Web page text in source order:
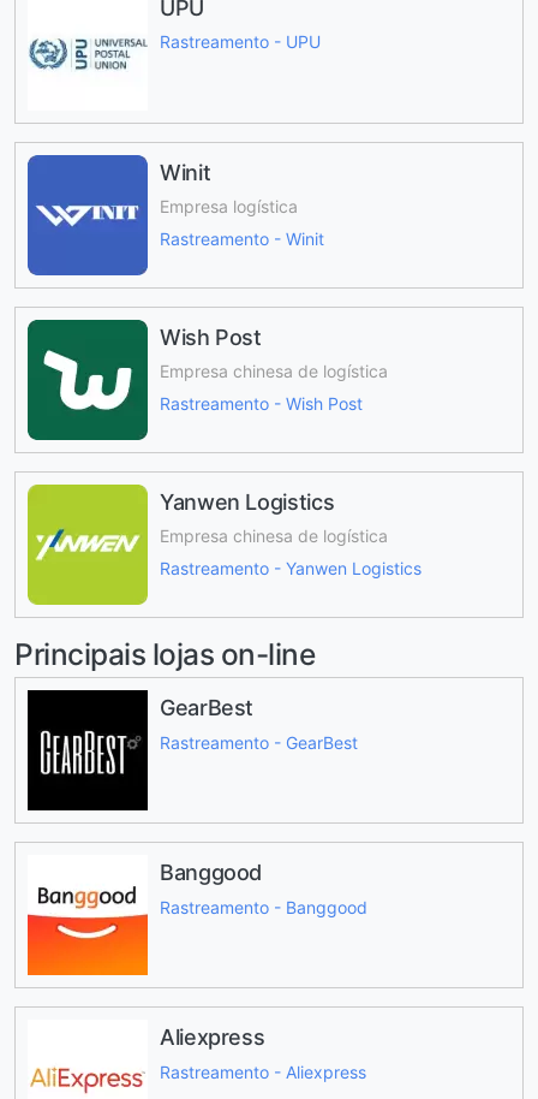
UPU
Rastreamento - UPU
Winit
Empresa logística
Rastreamento - Winit
Wish Post
Empresa chinesa de logística
Rastreamento - Wish Post
Yanwen Logistics
Empresa chinesa de logística
Rastreamento - Yanwen Logistics
Principais lojas on-line
GearBest
Rastreamento - GearBest
Banggood
Rastreamento - Banggood
Aliexpress
Rastreamento - Aliexpress